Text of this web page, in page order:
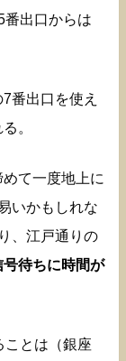
番出口からは
番出口を使え
。
て一度地上に
いかもしれな
、江戸通りの
号待ちに時間が
ことは（銀座